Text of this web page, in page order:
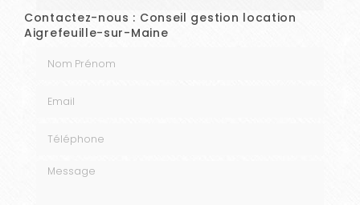
Contactez-nous : Conseil gestion location
Aigrefeuille-sur-Maine
Message